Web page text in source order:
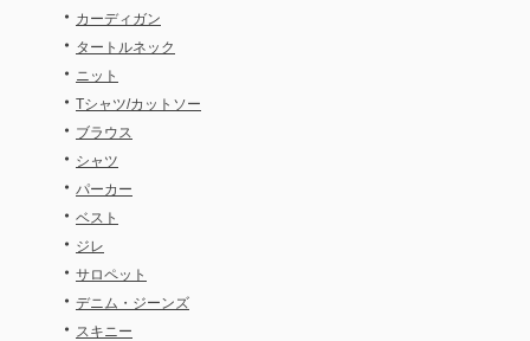
・ カーディガン
・ タートルネック
・ ニット
・ Tシャツ/カットソー
・ ブラウス
・ シャツ
・ パーカー
・ ベスト
・ ジレ
・ サロペット
・ デニム・ジーンズ
・ スキニー